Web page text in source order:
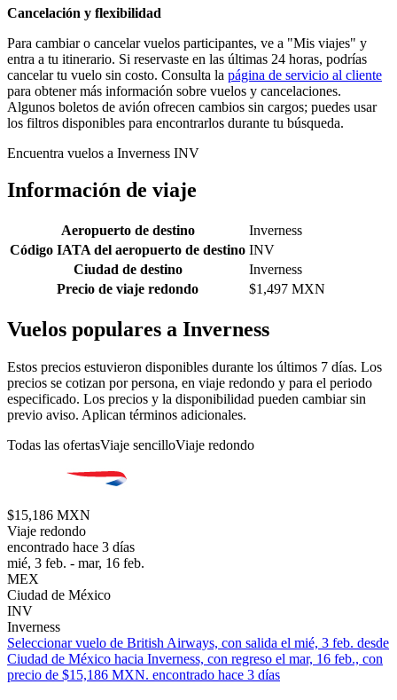
Cancelación y flexibilidad
Para cambiar o cancelar vuelos participantes, ve a "Mis viajes" y
entra a tu itinerario. Si reservaste en las últimas 24 horas, podrías
cancelar tu vuelo sin costo. Consulta la página de servicio al cliente
para obtener más información sobre vuelos y cancelaciones.
Algunos boletos de avión ofrecen cambios sin cargos; puedes usar
los filtros disponibles para encontrarlos durante tu búsqueda.
Encuentra vuelos a Inverness INV
Información de viaje
Aeropuerto de destino
Inverness
Código IATA del aeropuerto de destino INV
Ciudad de destino
Inverness
Precio de viaje redondo
$1,497 MXN
Vuelos populares a Inverness
Estos precios estuvieron disponibles durante los últimos 7 días. Los
precios se cotizan por persona, en viaje redondo y para el periodo
especificado. Los precios y la disponibilidad pueden cambiar sin
previo aviso. Aplican términos adicionales.
Todas las ofertasViaje sencilloViaje redondo
$15,186 MXN
Viaje redondo
encontrado hace 3 días
mié, 3 feb. - mar, 16 feb.
MEX
Ciudad de México
INV
Inverness
Seleccionar vuelo de British Airways, con salida el mié, 3 feb. desde
Ciudad de México hacia Inverness, con regreso el mar, 16 feb., con
precio de $15,186 MXN. encontrado hace 3 días